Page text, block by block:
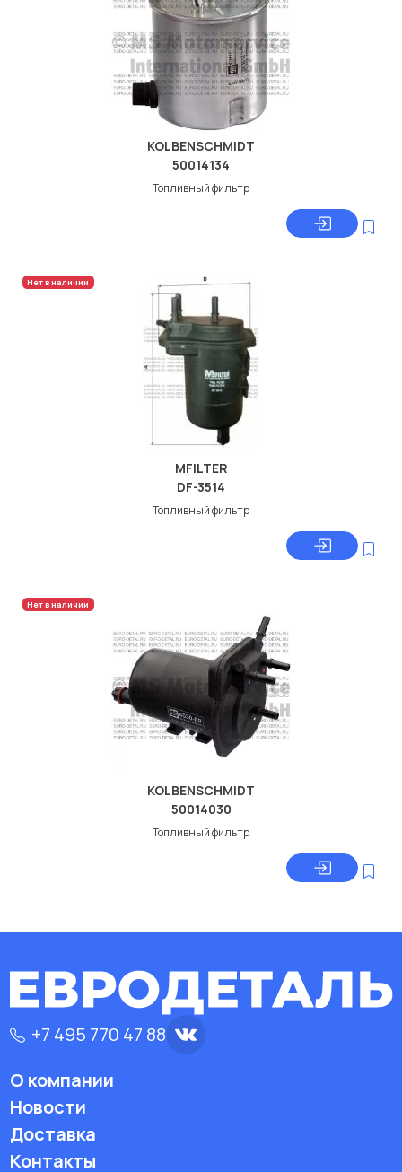
KOLBENSCHMIDT
50014134
Топливный фильтр
Нет в наличии
MFILTER
DF-3514
Топливный фильтр
Нет в наличии
KOLBENSCHMIDT
50014030
Топливный фильтр
+7 495 770 47 88
О компании
Новости
Доставка
Контакты